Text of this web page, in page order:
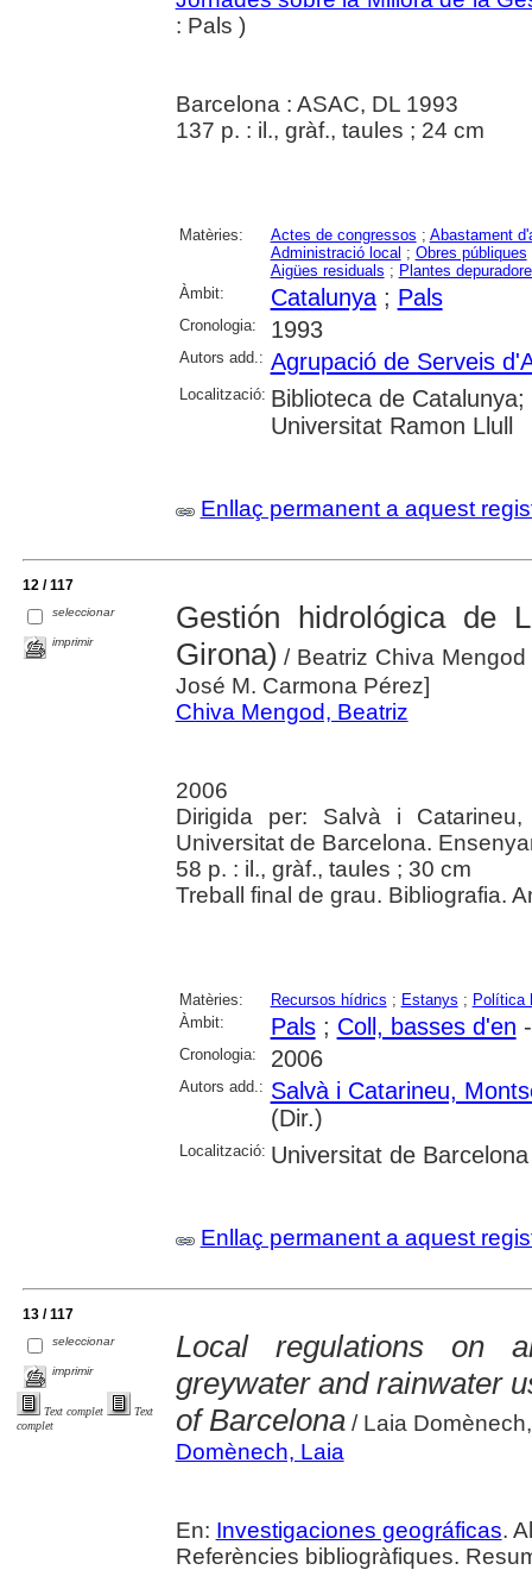
: Pals )
Barcelona : ASAC, DL 1993
137 p. : il., gràf., taules ; 24 cm
Matèries: Actes de congressos ; Abastament
Administració local ; Obres públiques
Aigües residuals ; Plantes
Àmbit:
Catalunya; Pals
Cronologia: 1993
Autors add.: Agrupació de Serveis
Localització: Biblioteca de
Universitat Ramon Llull
Enllaç permanent a aquest
12 / 117
seleccionar
imprimir
Gestión hidrológica de
Girona) / Beatriz Chiva
José M. Carmona Pérez]
Chiva Mengod, Beatriz
2006
Dirigida per: Salvà i
Universitat de Barcelona.
58 p. : il., gràf., taules ; 30 cm
Treball final de grau. Bibliografia.
Matèries: Recursos hídrics ; Estanys ; Política
Àmbit:
Pals; Coll, basses d'en
Cronologia: 2006
Autors add.: Salvà i Catarineu,
(Dir.)
Localització: Universitat de Barcelona
Enllaç permanent a aquest
13 / 117
seleccionar
imprimir
Text complet
Text
complet
Local regulations on
greywater and rainwater
of Barcelona/ Laia
Domènech, Laia
En: Investigaciones geográficas.
Referències bibliogràfiques.